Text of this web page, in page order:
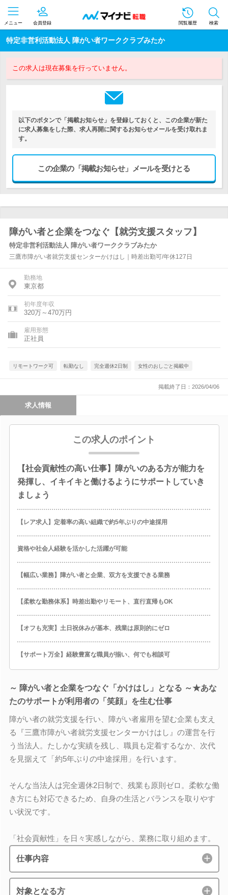
メニュー 会員登録 閲覧履歴 検索
特定非営利活動法人 障がい者ワーククラブみたか
この求人は現在募集を行っていません。
以下のボタンで「掲載お知らせ」を登録しておくと、この企業が新た
に求人募集をした際、求人再開に関するお知らせメールを受け取れま
す。
この企業の「掲載お知らせ」メールを受けとる
障がい者と企業をつなぐ【就労支援スタッフ】
特定非営利活動法人 障がい者ワーククラブみたか
三鷹市障がい者就労支援センターかけはし｜時差出勤可/年休127日
勤務地
東京都
初年度年収
320万～470万円
雇用形態
正社員
リモートワーク可 転勤なし 完全週休2日制 女性のおしごと掲載中
掲載終了日：2026/04/06
求人情報
この求人のポイント
【社会貢献性の高い仕事】障がいのある方が能力を
発揮し、イキイキと働けるようにサポートしていき
ましょう
【レア求人】定着率の高い組織で約5年ぶりの中途採用
資格や社会人経験を活かした活躍が可能
【幅広い業務】障がい者と企業、双方を支援できる業務
【柔軟な勤務体系】時差出勤やリモート、直行直帰もOK
【オフも充実】土日祝休みが基本、残業は原則的にゼロ
【サポート万全】経験豊富な職員が揃い、何でも相談可
～ 障がい者と企業をつなぐ「かけはし」となる ～★あな
たのサポートが利用者の「笑顔」を生む仕事
障がい者の就労支援を行い、障がい者雇用を望む企業も支え
る『三鷹市障がい者就労支援センターかけはし』の運営を行
う当法人。たしかな実績を残し、職員も定着するなか、次代
を見据えて「約5年ぶりの中途採用」を行います。
そんな当法人は完全週休2日制で、残業も原則ゼロ。柔軟な働
き方にも対応できるため、自身の生活とバランスを取りやす
い状況です。
「社会貢献性」を日々実感しながら、業務に取り組めます。
仕事内容
対象となる方